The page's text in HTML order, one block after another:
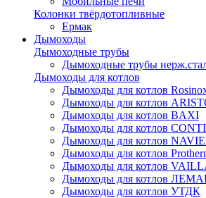
Колонки твёрдотопливные
Ермак
Дымоходы
Дымоходные трубы
Дымоходные трубы
Дымоходы для котлов
Дымоходы для котлов
Дымоходы для котлов
Дымоходы для котлов BAXI
Дымоходы для котлов CONTI
Дымоходы для котлов
Дымоходы для котлов
Дымоходы для котлов
Дымоходы для котлов
Дымоходы для котлов УТДК